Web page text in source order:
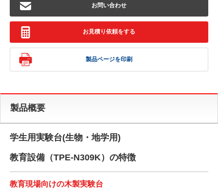
お問い合わせ
お見積り依頼をする
製品ページを印刷
製品概要
学生用実験台(生物・地学用)
教育設備（TPE-N309K）の特徴
教育現場向けの木製実験台